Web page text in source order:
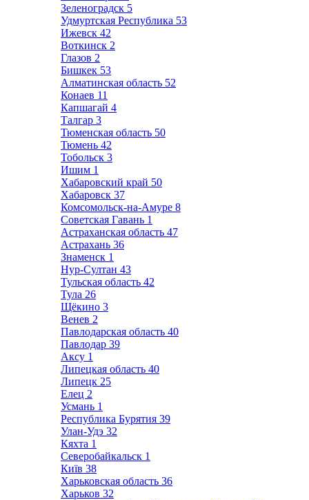
Зеленоградск 5
Удмуртская Республика 53
Ижевск 42
Воткинск 2
Глазов 2
Бишкек 53
Алматинская область 52
Конаев 11
Капшагай 4
Талгар 3
Тюменская область 50
Тюмень 42
Тобольск 3
Ишим 1
Хабаровский край 50
Хабаровск 37
Комсомольск-на-Амуре 8
Советская Гавань 1
Астраханская область 47
Астрахань 36
Знаменск 1
Нур-Султан 43
Тульская область 42
Тула 26
Щёкино 3
Венев 2
Павлодарская область 40
Павлодар 39
Аксу 1
Липецкая область 40
Липецк 25
Елец 2
Усмань 1
Республика Бурятия 39
Улан-Удэ 32
Кяхта 1
Северобайкальск 1
Київ 38
Харьковская область 36
Харьков 32